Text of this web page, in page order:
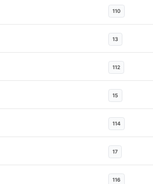
110
13
112
15
114
17
116